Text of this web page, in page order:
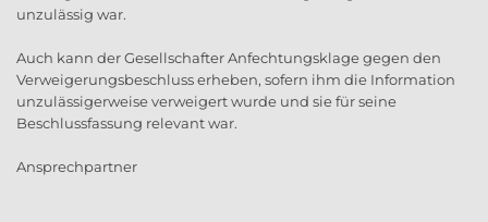
unzulässig war.
Auch kann der Gesellschafter Anfechtungsklage gegen den
Verweigerungsbeschluss erheben, sofern ihm die Information
unzulässigerweise verweigert wurde und sie für seine
Beschlussfassung relevant war.
Ansprechpartner